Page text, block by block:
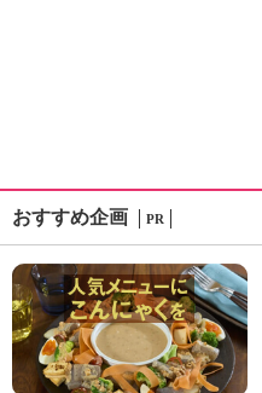
おすすめ企画 PR